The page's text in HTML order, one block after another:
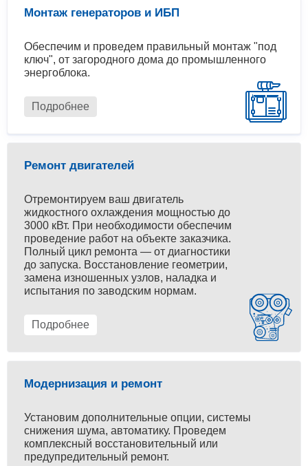
Монтаж генераторов и ИБП
Обеспечим и проведем правильный монтаж "под
ключ", от загородного дома до промышленного
энергоблока.
Подробнее
Ремонт двигателей
Отремонтируем ваш двигатель
жидкостного охлаждения мощностью до
3000 кВт. При необходимости обеспечим
проведение работ на объекте заказчика.
Полный цикл ремонта — от диагностики
до запуска. Восстановление геометрии,
замена изношенных узлов, наладка и
испытания по заводским нормам.
Подробнее
Модернизация и ремонт
Установим дополнительные опции, системы
снижения шума, автоматику. Проведем
комплексный восстановительный или
предупредительный ремонт.